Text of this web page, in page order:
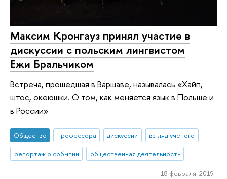
Максим Кронгауз принял участие в
дискуссии с польским лингвистом
Ежи Бральчиком
Встреча, прошедшая в Варшаве, называлась «Хайп,
штос, океюшки. О том, как меняется язык в Польше и
в России»
Общество профессора дискуссии
взгляд ученого
репортаж о событии
общественная деятельность
18 февраля 2019